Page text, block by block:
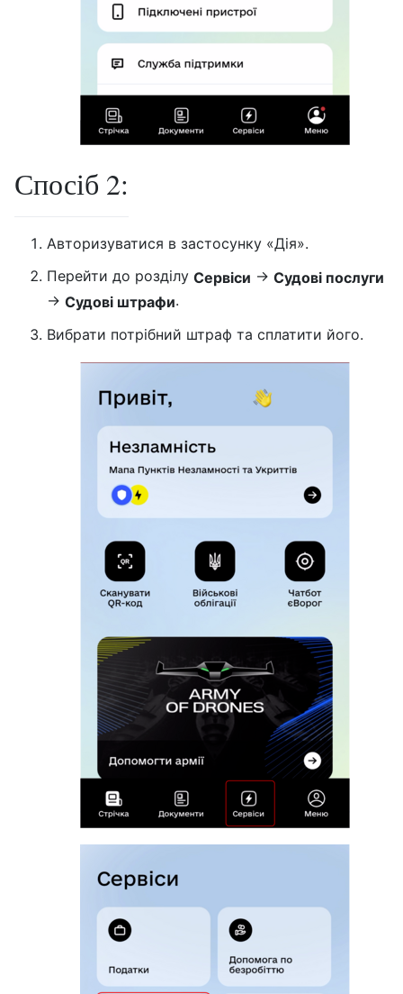
Спосіб 2:
Авторизуватися в застосунку «Дія».
Перейти до розділу Сервіси → Судові послуги
→ Судові штрафи.
Вибрати потрібний штраф та сплатити його.